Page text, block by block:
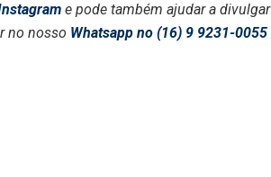
e pode também ajudar a divulgar
no nosso Whatsapp no (16) 9 9231-0055